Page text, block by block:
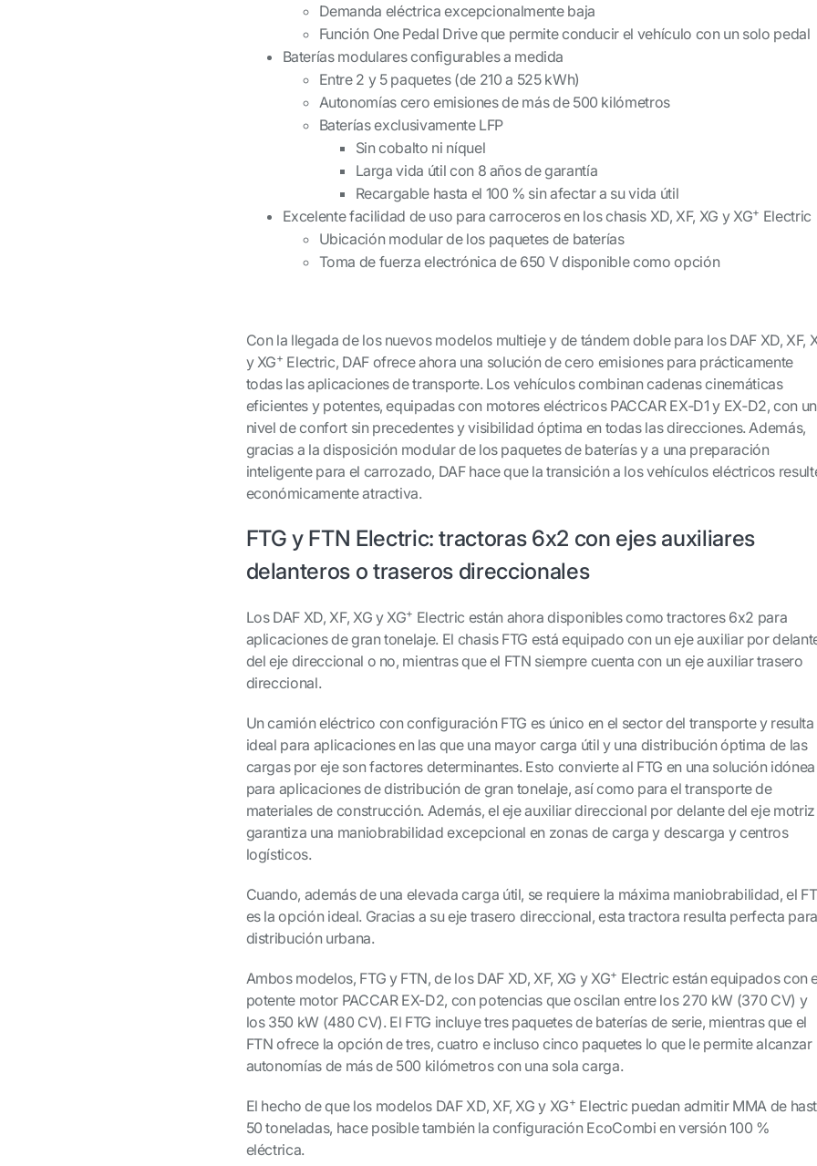
Demanda eléctrica excepcionalmente baja
Función One Pedal Drive que permite conducir el vehículo con un solo pedal
Baterías modulares configurables a medida
Entre 2 y 5 paquetes (de 210 a 525 kWh)
Autonomías cero emisiones de más de 500 kilómetros
Baterías exclusivamente LFP
Sin cobalto ni níquel
Larga vida útil con 8 años de garantía
Recargable hasta el 100 % sin afectar a su vida útil
Excelente facilidad de uso para carroceros en los chasis XD, XF, XG y XG+ Electric
Ubicación modular de los paquetes de baterías
Toma de fuerza electrónica de 650 V disponible como opción
Con la llegada de los nuevos modelos multieje y de tándem doble para los DAF XD, XF,
y XG+ Electric, DAF ofrece ahora una solución de cero emisiones para prácticamente
todas las aplicaciones de transporte. Los vehículos combinan cadenas cinemáticas
eficientes y potentes, equipadas con motores eléctricos PACCAR EX‑D1 y EX‑D2, con un
nivel de confort sin precedentes y visibilidad óptima en todas las direcciones. Además,
gracias a la disposición modular de los paquetes de baterías y a una preparación
inteligente para el carrozado, DAF hace que la transición a los vehículos eléctricos
económicamente atractiva.
FTG y FTN Electric: tractoras 6x2 con ejes auxiliares
delanteros o traseros direccionales
Los DAF XD, XF, XG y XG+ Electric están ahora disponibles como tractores 6x2 para
aplicaciones de gran tonelaje. El chasis FTG está equipado con un eje auxiliar por
del eje direccional o no, mientras que el FTN siempre cuenta con un eje auxiliar trasero
direccional.
Un camión eléctrico con configuración FTG es único en el sector del transporte y resulta
ideal para aplicaciones en las que una mayor carga útil y una distribución óptima de las
cargas por eje son factores determinantes. Esto convierte al FTG en una solución idónea
para aplicaciones de distribución de gran tonelaje, así como para el transporte de
materiales de construcción. Además, el eje auxiliar direccional por delante del eje motriz
garantiza una maniobrabilidad excepcional en zonas de carga y descarga y centros
logísticos.
Cuando, además de una elevada carga útil, se requiere la máxima maniobrabilidad, el
es la opción ideal. Gracias a su eje trasero direccional, esta tractora resulta perfecta para
distribución urbana.
Ambos modelos, FTG y FTN, de los DAF XD, XF, XG y XG+ Electric están equipados con
potente motor PACCAR EX-D2, con potencias que oscilan entre los 270 kW (370 CV) y
los 350 kW (480 CV). El FTG incluye tres paquetes de baterías de serie, mientras que el
FTN ofrece la opción de tres, cuatro e incluso cinco paquetes lo que le permite alcanzar
autonomías de más de 500 kilómetros con una sola carga.
El hecho de que los modelos DAF XD, XF, XG y XG+ Electric puedan admitir MMA de
50 toneladas, hace posible también la configuración EcoCombi en versión 100 %
eléctrica.